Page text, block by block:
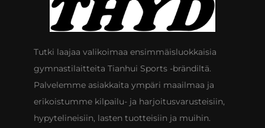
Tutki laajaa valikoimaa ensimmäisluokkaisia
gymnastilaitteita Tianhui Sports -brändiltä.
Palvelemme asiakkaita ympäri maailmaa ja
erikoistumme kilpailu- ja harjoitusvarusteisiin,
hypytelineisiin, lasten tuotteisiin ja muihin.